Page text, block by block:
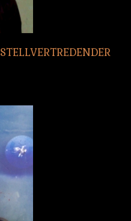
STELLVERTREDENDER